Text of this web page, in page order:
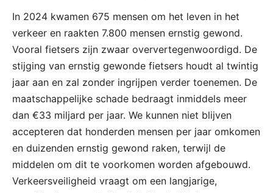
In 2024 kwamen 675 mensen om het leven in het
verkeer en raakten 7.800 mensen ernstig gewond.
Vooral fietsers zijn zwaar oververtegenwoordigd. De
stijging van ernstig gewonde fietsers houdt al twintig
jaar aan en zal zonder ingrijpen verder toenemen. De
maatschappelijke schade bedraagt inmiddels meer
dan €33 miljard per jaar. We kunnen niet blijven
accepteren dat honderden mensen per jaar omkomen
en duizenden ernstig gewond raken, terwijl de
middelen om dit te voorkomen worden afgebouwd.
Verkeersveiligheid vraagt om een langjarige,